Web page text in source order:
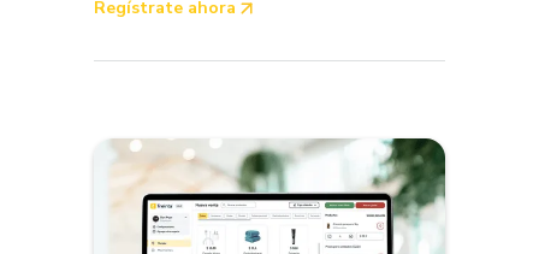
Regístrate ahora